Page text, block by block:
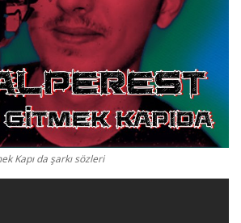
Kapı da şarkı sözleri